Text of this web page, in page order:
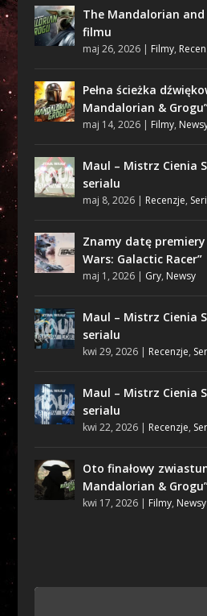
The Mandalorian
filmu
maj 26, 2026| Filmy,
Pełna ścieżka
Mandalorian &
maj 14, 2026| Filmy,
Maul – Mistrz Cienia
serialu
maj 8, 2026| Recenzje,
Znamy datę
Wars: Galactic Racer”
maj 1, 2026| Gry, Newsy
Maul – Mistrz Cienia
serialu
kwi 29, 2026| Recenzje,
Maul – Mistrz Cienia
serialu
kwi 22, 2026| Recenzje,
Oto finałowy
Mandalorian &
kwi 17, 2026| Filmy, Newsy